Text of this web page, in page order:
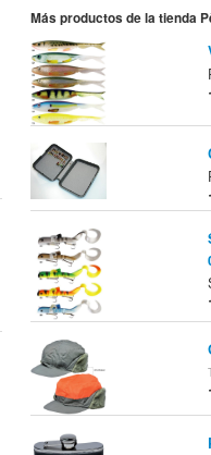
Más productos de la tienda